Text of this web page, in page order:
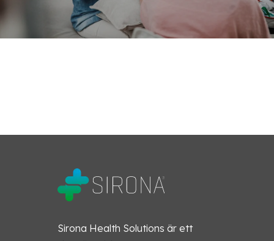
Sirona Health Solutions är ett